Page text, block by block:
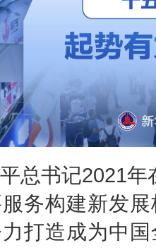
书记2021年
务构建新发
打造成为中